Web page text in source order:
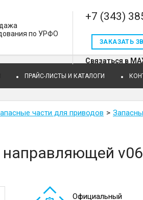
по УРФО
+7 (343)
ЗАКАЗАТЬ
Связаться в
ПРАЙС-ЛИСТЫ И КАТАЛОГИ
части для приводов
направляющей
Официальный